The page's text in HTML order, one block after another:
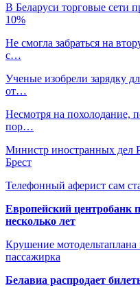
В Беларуси торговые сети
10%
Не смогла забраться на
с…
Ученые изобрели зарядку
от…
Несмотря на похолодание,
пор…
Министр иностранных дел
Брест
Телефонный аферист сам
Европейский центробанк
несколько лет
Крушение
пассажирка
Белавиа распродает